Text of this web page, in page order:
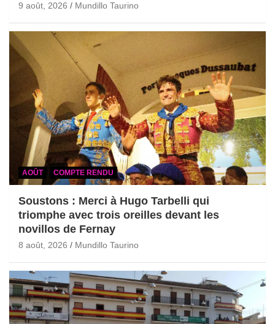
9 août, 2026 Mundillo Taurino
AOÛT COMPTE RENDU
Soustons : Merci à Hugo Tarbelli qui
triomphe avec trois oreilles devant les
novillos de Fernay
8 août, 2026 Mundillo Taurino